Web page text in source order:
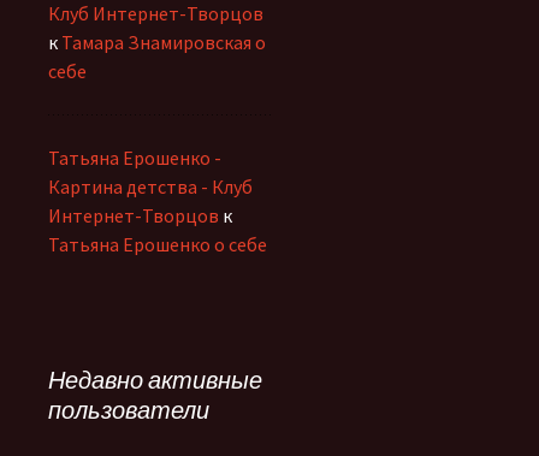
Клуб Интернет-Творцов
к Тамара Знамировская о
себе
Татьяна Ерошенко -
Картина детства - Клуб
Интернет-Творцов к
Татьяна Ерошенко о себе
Недавно активные
пользователи